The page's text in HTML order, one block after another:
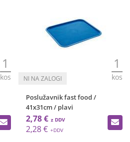
1
kos
1
kos
Poslužavnik fast food /
41x31cm / plavi
2,78 €
2,28 €